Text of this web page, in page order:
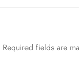
Required fields are